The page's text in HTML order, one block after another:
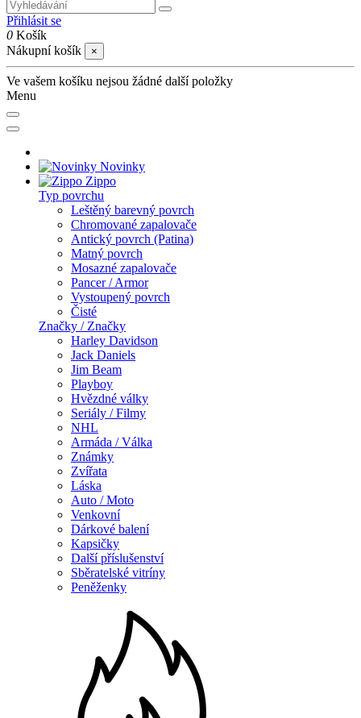
Přihlásit se
0 Košík
Nákupní košík
×
Ve vašem košíku nejsou žádné další položky
Menu
Novinky
Zippo
Typ povrchu
Leštěný barevný povrch
Chromované zapalovače
Antický povrch (Patina)
Matný povrch
Mosazné zapalovače
Pancer / Armor
Vystoupený povrch
Čisté
Značky / Značky
Harley Davidson
Jack Daniels
Jim Beam
Playboy
Hvězdné války
Seriály / Filmy
NHL
Armáda / Válka
Známky
Zvířata
Láska
Auto / Moto
Venkovní
Dárkové balení
Kapsičky
Další příslušenství
Sběratelské vitríny
Peněženky